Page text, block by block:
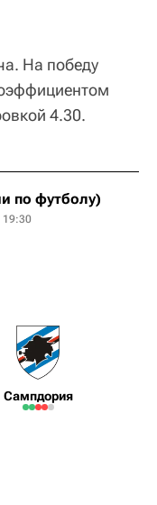
На победу
4.30.
по футболу)
19:30
Сампдория